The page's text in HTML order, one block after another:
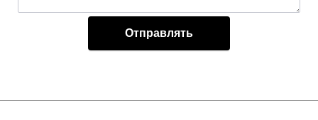
Отправлять